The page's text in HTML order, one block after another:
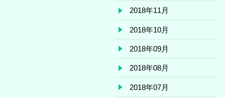
2018年11月
2018年10月
2018年09月
2018年08月
2018年07月